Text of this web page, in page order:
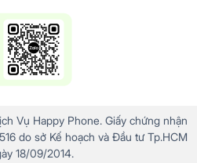
Vụ Happy Phone. Giấy chứng nhận
do sở Kế hoạch và Đầu tư Tp.HCM
18/09/2014.